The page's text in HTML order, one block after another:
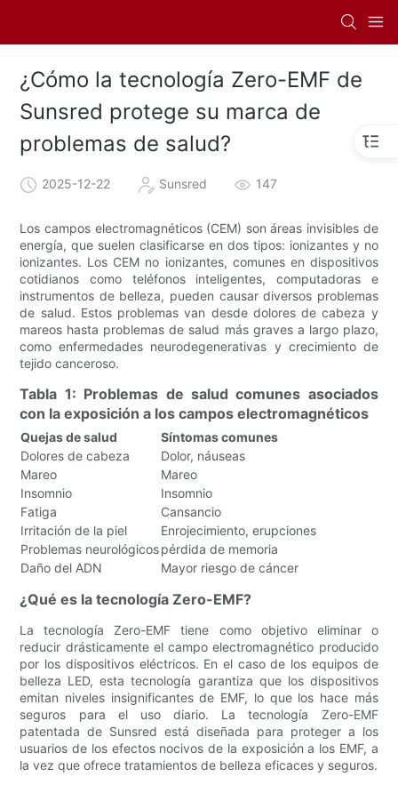
¿Cómo la tecnología Zero-EMF de
Sunsred protege su marca de
problemas de salud?
2025-12-22 Sunsred 147
Los campos electromagnéticos (CEM) son áreas invisibles de
energía, que suelen clasificarse en dos tipos: ionizantes y no
ionizantes. Los CEM no ionizantes, comunes en dispositivos
cotidianos como teléfonos inteligentes, computadoras e
instrumentos de belleza, pueden causar diversos problemas
de salud. Estos problemas van desde dolores de cabeza y
mareos hasta problemas de salud más graves a largo plazo,
como enfermedades neurodegenerativas y crecimiento de
tejido canceroso.
Tabla 1: Problemas de salud comunes asociados
con la exposición a los campos electromagnéticos
Quejas de salud
Síntomas comunes
Dolores de cabeza
Dolor, náuseas
Mareo
Mareo
Insomnio
Insomnio
Fatiga
Cansancio
Irritación de la piel
Enrojecimiento, erupciones
Problemas neurológicospérdida de memoria
Daño del ADN
Mayor riesgo de cáncer
¿Qué es la tecnología Zero-EMF?
La tecnología Zero-EMF tiene como objetivo eliminar o
reducir drásticamente el campo electromagnético producido
por los dispositivos eléctricos. En el caso de los equipos de
belleza LED, esta tecnología garantiza que los dispositivos
emitan niveles insignificantes de EMF, lo que los hace más
seguros para el uso diario. La tecnología Zero-EMF
patentada de Sunsred está diseñada para proteger a los
usuarios de los efectos nocivos de la exposición a los EMF, a
la vez que ofrece tratamientos de belleza eficaces y seguros.